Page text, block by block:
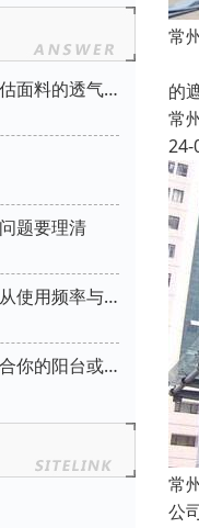
遮阳篷厂家专业解析：如何科学评估面料的透气性能？
题要理清
阳台装固定式还是伸缩式遮阳篷？从使用频率与空间利用角度分析
手动vs电动伸缩遮阳篷：哪种更适合你的阳台或商铺？
常
的
常
24-
常
公